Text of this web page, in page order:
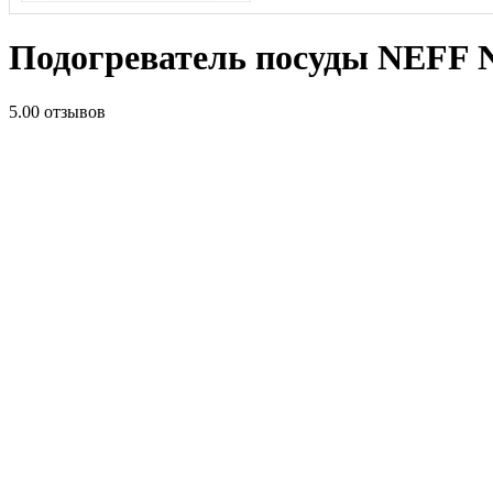
Подогреватель посуды NEFF
5.00 отзывов